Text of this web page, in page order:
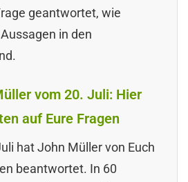
geantwortet, wie
in den
vom 20. Juli: Hier
auf Eure Fragen
hat John Müller von Euch
beantwortet. In 60